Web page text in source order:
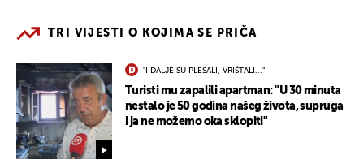
TRI VIJESTI O KOJIMA SE PRIČA
"I DALJE SU PLESALI, VRIŠTALI..."
Turisti mu zapalili apartman: "U 30 minuta
nestalo je 50 godina našeg života, supruga
i ja ne možemo oka sklopiti"